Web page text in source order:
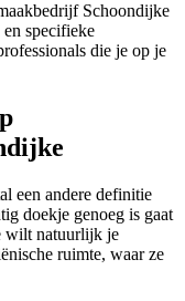
Schoondijke
specifieke
die je op je
een andere definitie
doekje genoeg is gaat
wilt natuurlijk je
ruimte, waar ze